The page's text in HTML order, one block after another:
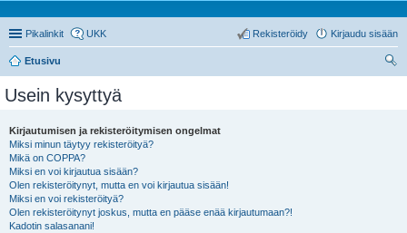
Pikalinkit UKK Kirjaudu sisään
Rekisteröidy
Etusivu
Usein kysyttyä
Kirjautumisen ja rekisteröitymisen ongelmat
Miksi minun täytyy rekisteröityä?
Mikä on COPPA?
Miksi en voi kirjautua sisään?
Olen rekisteröitynyt, mutta en voi kirjautua sisään!
Miksi en voi rekisteröityä?
Olen rekisteröitynyt joskus, mutta en pääse enää kirjautumaan?!
Kadotin salasanani!